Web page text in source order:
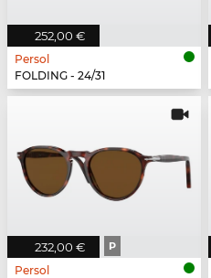
252,00 €
Persol
FOLDING - 24/31
232,00 € P
Persol